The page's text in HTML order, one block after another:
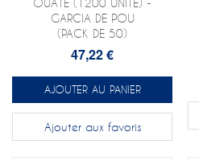
OUATE (1200 UNITÉ) -
GARCIA DE POU
(PACK DE 50)
47,22 €
AJOUTER AU PANIER
Ajouter aux favoris